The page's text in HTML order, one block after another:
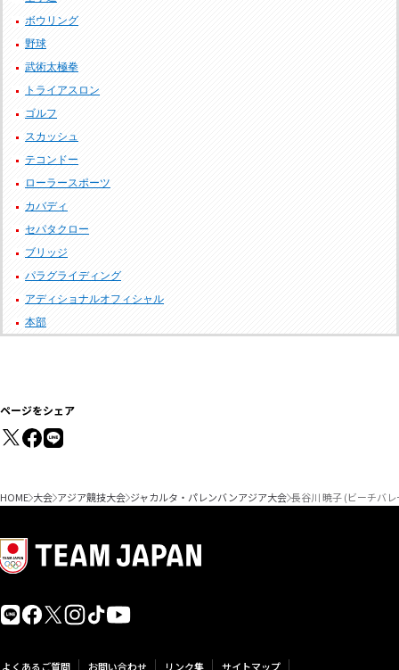
ボウリング
野球
武術太極拳
トライアスロン
ゴルフ
スカッシュ
テコンドー
ローラースポーツ
カバディ
セパタクロー
ブリッジ
パラグライディング
アディショナルオフィシャル
本部
ページをシェア
HOME 大会 アジア競技大会 ジャカルタ・パレンバンアジア大会 長谷川 暁子 (ビーチバ
よくあるご質問 お問い合わせ リンク集 サイトマップ